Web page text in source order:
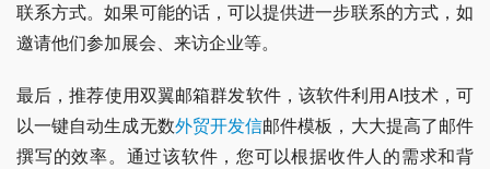
联系方式。如果可能的话，可以提供进一步联系的方式，如
邀请他们参加展会、来访企业等。
最后，推荐使用双翼邮箱群发软件，该软件利用AI技术，可
以一键自动生成无数外贸开发信邮件模板，大大提高了邮件
撰写的效率。通过该软件，您可以根据收件人的需求和背